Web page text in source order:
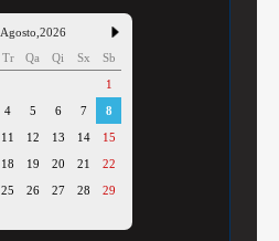
Agosto 2026
Tr Qa Qi Sx
Sb
1
4 5 6 7
8
11 12 13 14
15
18 19 20 21
22
25 26 27 28
29